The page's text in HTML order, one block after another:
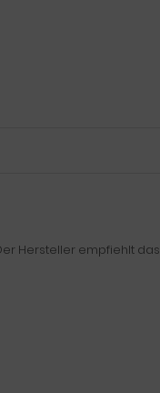
Hersteller empfiehlt das